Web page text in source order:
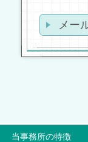
メー
当事務所の特徴